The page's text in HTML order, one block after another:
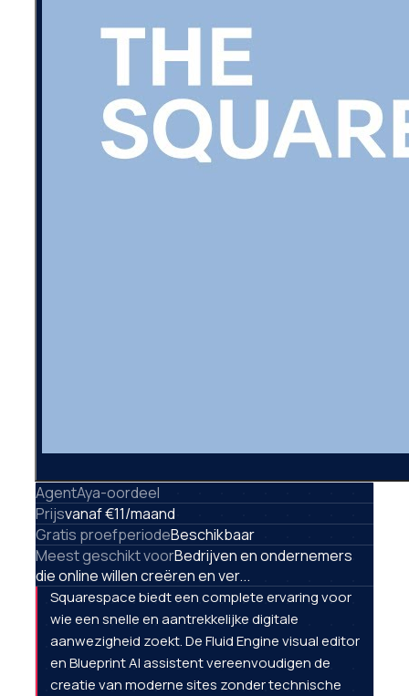
AgentAya-oordeel
Prijsvanaf €11/maand
Gratis proefperiodeBeschikbaar
Meest geschikt voorBedrijven en ondernemers
die online willen creëren en ver...
Squarespace biedt een complete ervaring voor
wie een snelle en aantrekkelijke digitale
aanwezigheid zoekt. De Fluid Engine visual editor
en Blueprint AI assistent vereenvoudigen de
creatie van moderne sites zonder technische